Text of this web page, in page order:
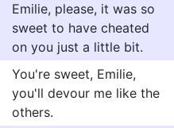
Emilie, please, it was so
sweet to have cheated
on you just a little bit.
You're sweet, Emilie,
you'll devour me like the
others.